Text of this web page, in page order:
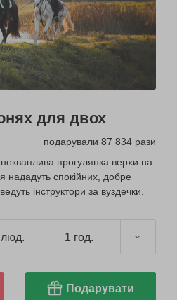
для двох
подарували 87 834 рази
прогулянка верхи на
нададуть спокійних, добре
інструктори за вуздечки.
1 год.
Подарувати